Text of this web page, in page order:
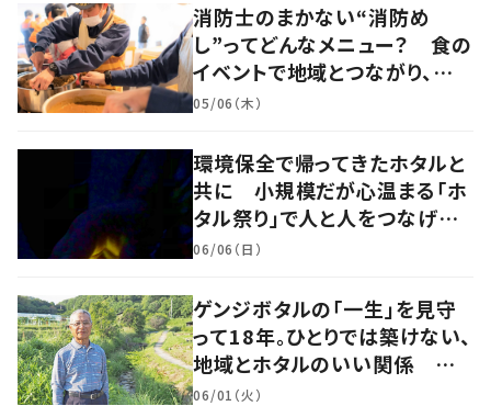
消防士のまかない“消防め
し”ってどんなメニュー？ 食の
イベントで地域とつながり、防
災力の向上を目指す 岡山・真
05/06（木）
環境保全で帰ってきたホタルと
共に 小規模だが心温まる「ホ
タル祭り」で人と人をつなげ
る 岡山・奈義町
06/06（日）
ゲンジボタルの「一生」を見守
って18年。ひとりでは築けない、
地域とホタルのいい関係 岡
山・浅口市
06/01（火）